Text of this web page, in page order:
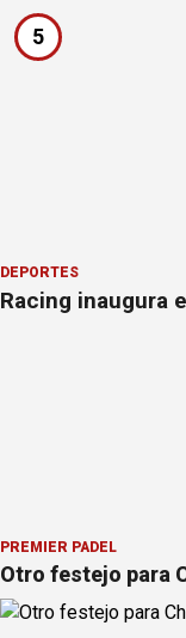
5
DEPORTES
Racing inaugura
PREMIER PÁDEL
Otro festejo para